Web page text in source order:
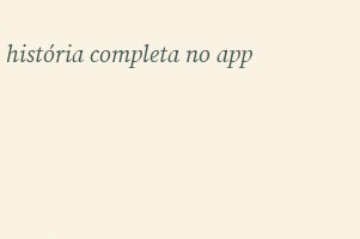
história completa no app